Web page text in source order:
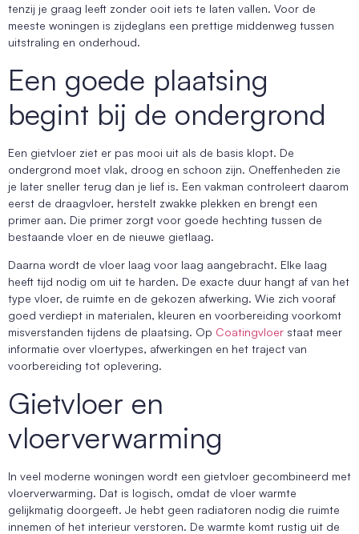
tenzij je graag leeft zonder ooit iets te laten vallen. Voor de
meeste woningen is zijdeglans een prettige middenweg tussen
uitstraling en onderhoud.
Een goede plaatsing
begint bij de ondergrond
Een gietvloer ziet er pas mooi uit als de basis klopt. De
ondergrond moet vlak, droog en schoon zijn. Oneffenheden zie
je later sneller terug dan je lief is. Een vakman controleert daarom
eerst de draagvloer, herstelt zwakke plekken en brengt een
primer aan. Die primer zorgt voor goede hechting tussen de
bestaande vloer en de nieuwe gietlaag.
Daarna wordt de vloer laag voor laag aangebracht. Elke laag
heeft tijd nodig om uit te harden. De exacte duur hangt af van het
type vloer, de ruimte en de gekozen afwerking. Wie zich vooraf
goed verdiept in materialen, kleuren en voorbereiding voorkomt
misverstanden tijdens de plaatsing. Op Coatingvloer staat meer
informatie over vloertypes, afwerkingen en het traject van
voorbereiding tot oplevering.
Gietvloer en
vloerverwarming
In veel moderne woningen wordt een gietvloer gecombineerd met
vloerverwarming. Dat is logisch, omdat de vloer warmte
gelijkmatig doorgeeft. Je hebt geen radiatoren nodig die ruimte
innemen of het interieur verstoren. De warmte komt rustig uit de